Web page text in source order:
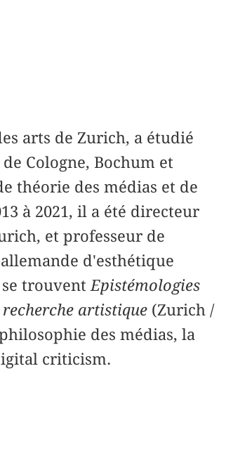
arts de Zurich, a étudié
Cologne, Bochum et
théorie des médias et de
à 2021, il a été directeur
et professeur de
d'esthétique
trouvent Epistémologies
artistique(Zurich /
des médias, la
criticism.